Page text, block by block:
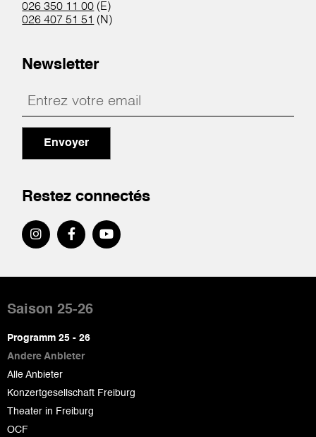
026 350 11 00 (E)
026 407 51 51 (N)
Newsletter
Envoyer
Restez connectés
de
page
Saison 25-26
Programm 25 - 26
Andere Anbieter
Alle Anbieter
Konzertgesellschaft Freiburg
Theater in Freiburg
OCF